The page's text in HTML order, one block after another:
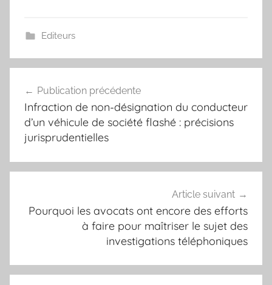
Editeurs
de
l’article
Publication précédente
Infraction de non-désignation du conducteur
d’un véhicule de société flashé : précisions
jurisprudentielles
Article suivant
Pourquoi les avocats ont encore des efforts
à faire pour maîtriser le sujet des
investigations téléphoniques